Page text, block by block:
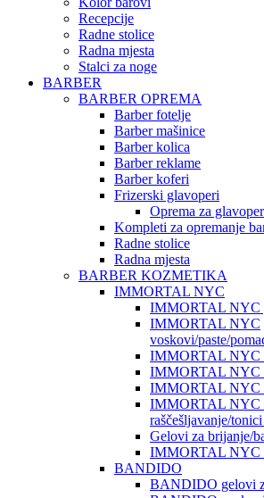
Recepcije
Radne stolice
Radna mjesta
Stalci za noge
BARBER
BARBER OPREMA
Barber fotelje
Barber mašinice
Barber kolica
Barber reklame
Barber koferi
Frizerski glavoperi
Oprema za glavoper
Kompleti za opremanje
Radne stolice
Radna mjesta
BARBER KOZMETIKA
IMMORTAL NYC
IMMORTAL NYC
IMMORTAL NYC
voskovi/paste/
IMMORTAL NYC
IMMORTAL NYC
IMMORTAL NYC
IMMORTAL NYC
raščešljavanje/
Gelovi za brijanje/
IMMORTAL NYC
BANDIDO
BANDIDO gelovi